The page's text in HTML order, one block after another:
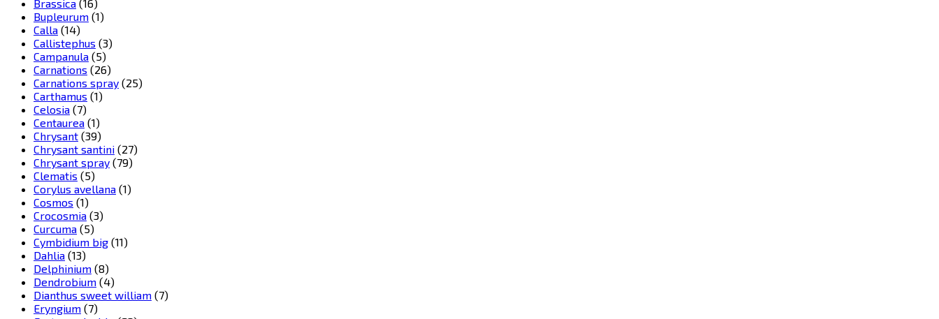
Brassica (16)
Bupleurum (1)
Calla (14)
Callistephus (3)
Campanula (5)
Carnations (26)
Carnations spray (25)
Carthamus (1)
Celosia (7)
Centaurea (1)
Chrysant (39)
Chrysant santini (27)
Chrysant spray (79)
Clematis (5)
Corylus avellana (1)
Cosmos (1)
Crocosmia (3)
Curcuma (5)
Cymbidium big (11)
Dahlia (13)
Delphinium (8)
Dendrobium (4)
Dianthus sweet william (7)
Eryngium (7)